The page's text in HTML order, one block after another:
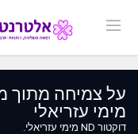
על צמיחה מתוך
מימי עזריאלי
דוקטור ND מימי עזריאלי.